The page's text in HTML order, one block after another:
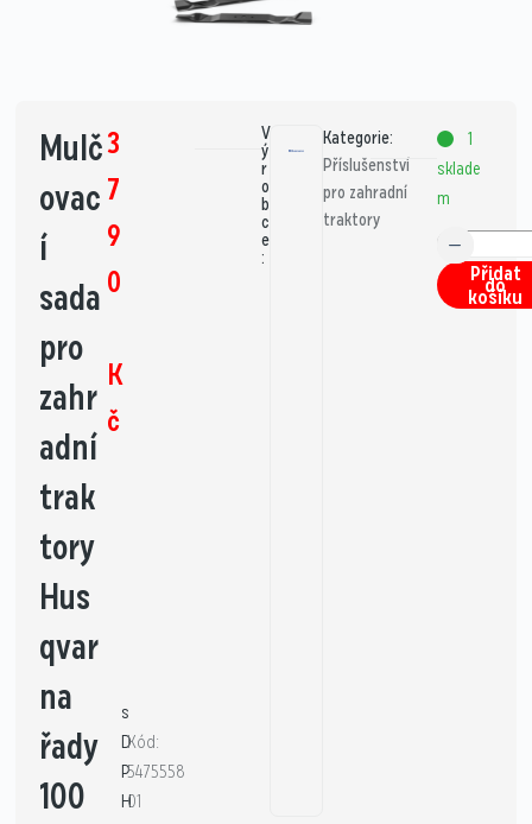
Mulč
ovac
í
sada
pro
zahr
adní
trak
tory
Hus
qvar
na
řady
100
3
7
9
0
K
č
s
D
P
H
Kód:
5475558
01
V
ý
r
o
b
c
e
:
Kategorie:
Příslušenství
pro zahradní
traktory
1
sklade
m
Přidat
do
košíku